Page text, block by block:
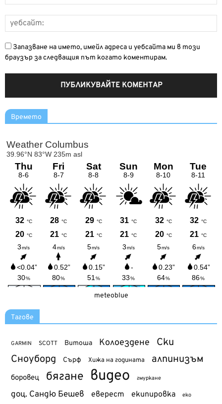
Запазване на името, имейл адреса и уебсайта ми в този
браузър за следващия път когато коментирам.
Времето
meteoblue
Тагове
GARMIN SCOTT Витоша Колоездене Ски
Сноуборд Сърф Хижа на годината алпинизъм
боровец бягане видео гмуркане
доц. Сандю Бешев еверест екипировка еко